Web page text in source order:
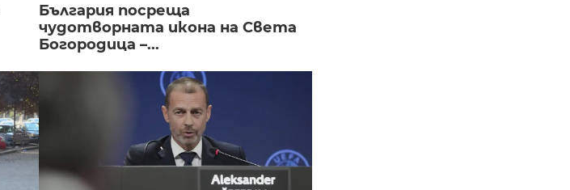
България посреща
чудотворната икона на Света
Богородица –...